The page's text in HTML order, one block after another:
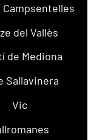
Campsentelles
del Vallès
de Mediona
Sallavinera
Vic